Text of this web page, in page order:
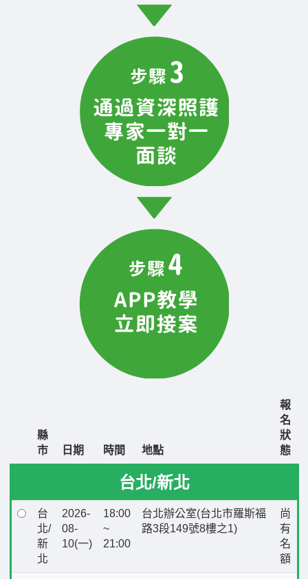
縣
市
日期 時間 地點
報
名
狀
態
台北/新北
台
北/
新
北
2026-
08-
10(一)
18:00
~
21:00
台北辦公室(台北市羅斯福
路3段149號8樓之1)
尚
有
名
額